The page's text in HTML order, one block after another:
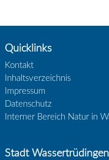
Quicklinks
Kontakt
Inhaltsverzeichnis
Impressum
Datenschutz
Interner Bereich Natur in
Stadt Wassertrüdingen